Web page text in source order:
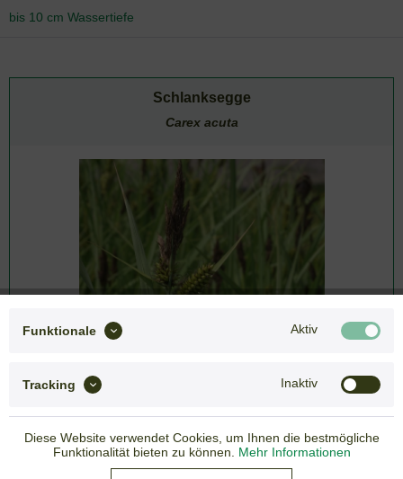
bis 10 cm Wassertiefe
Schlanksegge
Carex acuta
Funktionale Aktiv
Tracking Inaktiv
Diese Website verwendet Cookies, um Ihnen die bestmögliche
Funktionalität bieten zu können. Mehr Informationen